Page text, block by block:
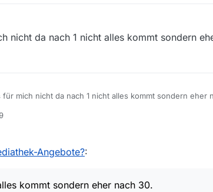
nicht da nach 1 nicht alles kommt sondern
mich nicht da nach 1 nicht alles kommt sondern eher
Angebote?:
kommt sondern eher nach 30.